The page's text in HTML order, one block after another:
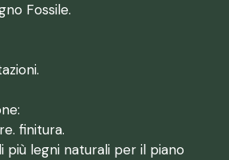
Fossile.
finitura.
più legni naturali per il piano